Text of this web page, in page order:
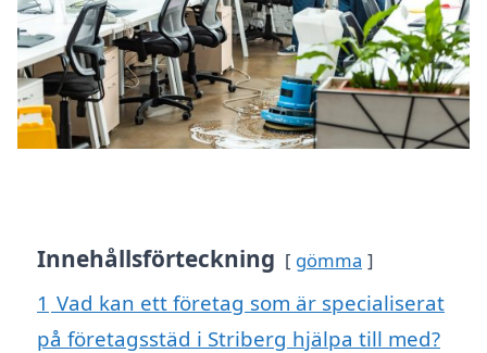
Innehållsförteckning gömma
1 Vad kan ett företag som är specialiserat
på företagsstäd i Striberg hjälpa till med?